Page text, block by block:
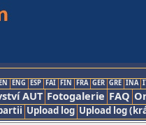
ENG ESP FAI FIN FRA GER GRE INA
AUT Fotogalerie FAQ
Upload log Upload log